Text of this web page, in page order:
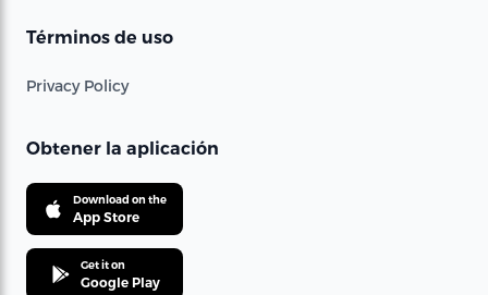
Términos de uso
Privacy Policy
Obtener la aplicación
Download on the
App Store
Get it on
Google Play